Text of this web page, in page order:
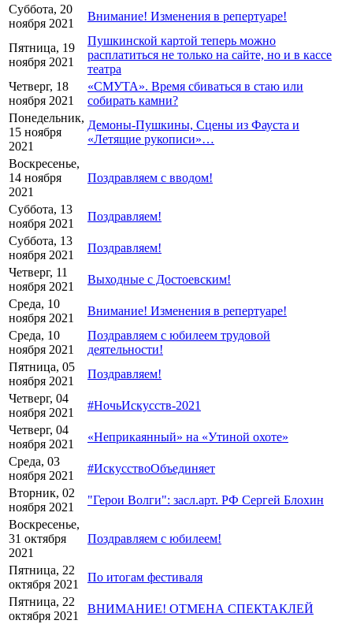
Суббота, 20
ноября 2021
Внимание! Изменения в репертуаре!
Пятница, 19
ноября 2021
Пушкинской картой теперь можно
расплатиться не только на сайте, но и в кассе
театра
Четверг, 18
ноября 2021
«СМУТА». Время сбиваться в стаю или
собирать камни?
Понедельник,
15 ноября
2021
Демоны-Пушкины, Сцены из Фауста и
«Летящие рукописи»…
Воскресенье,
14 ноября
2021
Поздравляем с вводом!
Суббота, 13
ноября 2021
Поздравляем!
Суббота, 13
ноября 2021
Поздравляем!
Четверг, 11
ноября 2021
Выходные с Достоевским!
Среда, 10
ноября 2021
Внимание! Изменения в репертуаре!
Среда, 10
ноября 2021
Поздравляем с юбилеем трудовой
деятельности!
Пятница, 05
ноября 2021
Поздравляем!
Четверг, 04
ноября 2021
#НочьИскусств-2021
Четверг, 04
ноября 2021
«Неприкаянный» на «Утиной охоте»
Среда, 03
ноября 2021
#ИскусствоОбъединяет
Вторник, 02
ноября 2021
"Герои Волги": засл.арт. РФ Сергей Блохин
Воскресенье,
31 октября
2021
Поздравляем с юбилеем!
Пятница, 22
октября 2021
По итогам фестиваля
Пятница, 22
октября 2021
ВНИМАНИЕ! ОТМЕНА СПЕКТАКЛЕЙ